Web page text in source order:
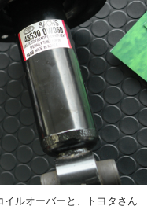
ルオーバーと、トヨタさん